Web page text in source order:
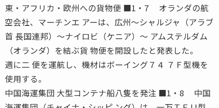
東・アフリカ・欧州への貨物便 ■1・7 オランダの航
空会社、マーチンエ アーは、広州〜シャルジャ（アラブ
首 長国連邦）〜ナイロビ（ケニア）〜 アムステルダム
（オランダ）を結ぶ貨 物便を開設したと発表した。
週に二 便を運航し、機材はボーイング７４ ７Ｆ型機を
使用する。
中国海運集団 大型コンテナ船八隻を発注 ■1・8 中国